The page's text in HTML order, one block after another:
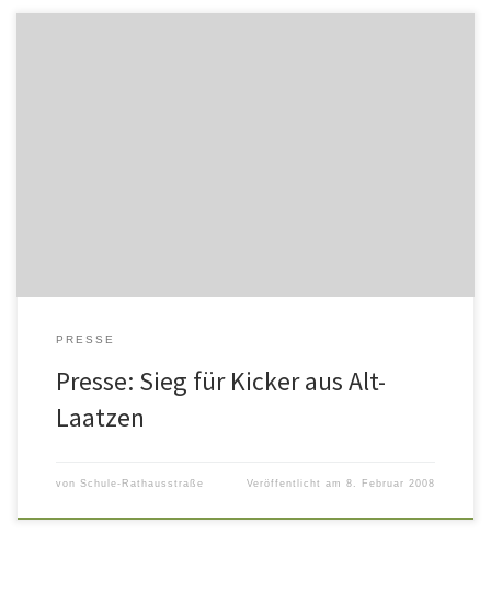
PRESSE
Presse: Sieg für Kicker aus Alt-
Laatzen
von Schule-Rathausstraße Veröffentlicht am8. Februar 2008